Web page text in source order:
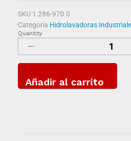
SKU 1.286-970.0
Categoría Hidrolavadoras
Quantity
Añadir al carrito